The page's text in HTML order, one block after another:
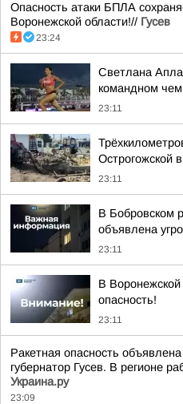
Опасность атаки БПЛА
Воронежской области!// Гусев
23:24
Светлана
командном
23:11
Острогожской
23:11
В Бобровском
объявлена
23:11
В Воронежской
опасность!
23:11
Ракетная опасность
губернатор Гусев. В регионе
Украина.ру
23:09